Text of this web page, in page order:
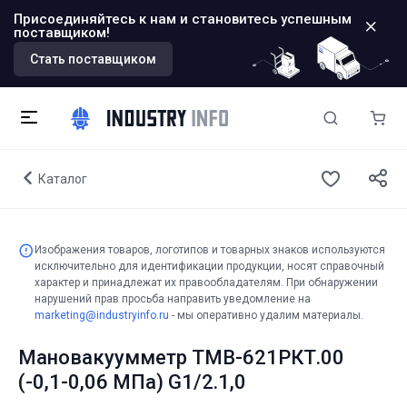
Присоединяйтесь к нам и становитесь успешным
поставщиком!
Стать поставщиком
Каталог
Изображения товаров, логотипов и товарных знаков используются
исключительно для идентификации продукции, носят справочный
характер и принадлежат их правообладателям. При обнаружении
нарушений прав просьба направить уведомление на
marketing@industryinfo.ru - мы оперативно удалим материалы.
Мановакуумметр ТМВ-621РКТ.00
(-0,1-0,06 МПа) G1/2.1,0